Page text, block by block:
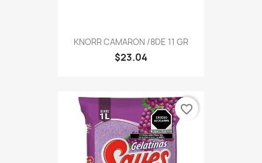
KNORR CAMARON /8DE 11 GR
$23.04
favorite_border